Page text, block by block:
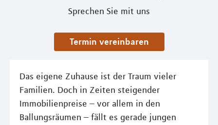
Sprechen Sie mit uns
Termin vereinbaren
Das eigene Zuhause ist der Traum vieler
Familien. Doch in Zeiten steigender
Immobilienpreise – vor allem in den
Ballungsräumen – fällt es gerade jungen